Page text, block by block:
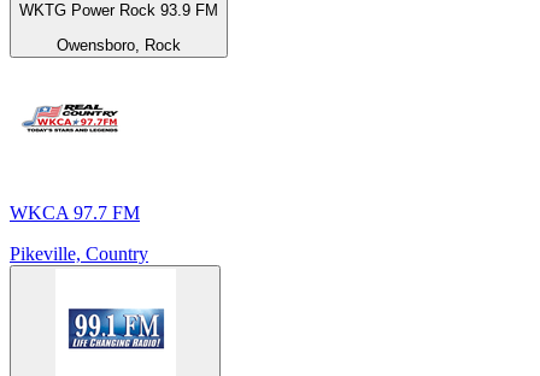
WKTG Power Rock 93.9 FM
Owensboro, Rock
WKCA 97.7 FM
Pikeville, Country